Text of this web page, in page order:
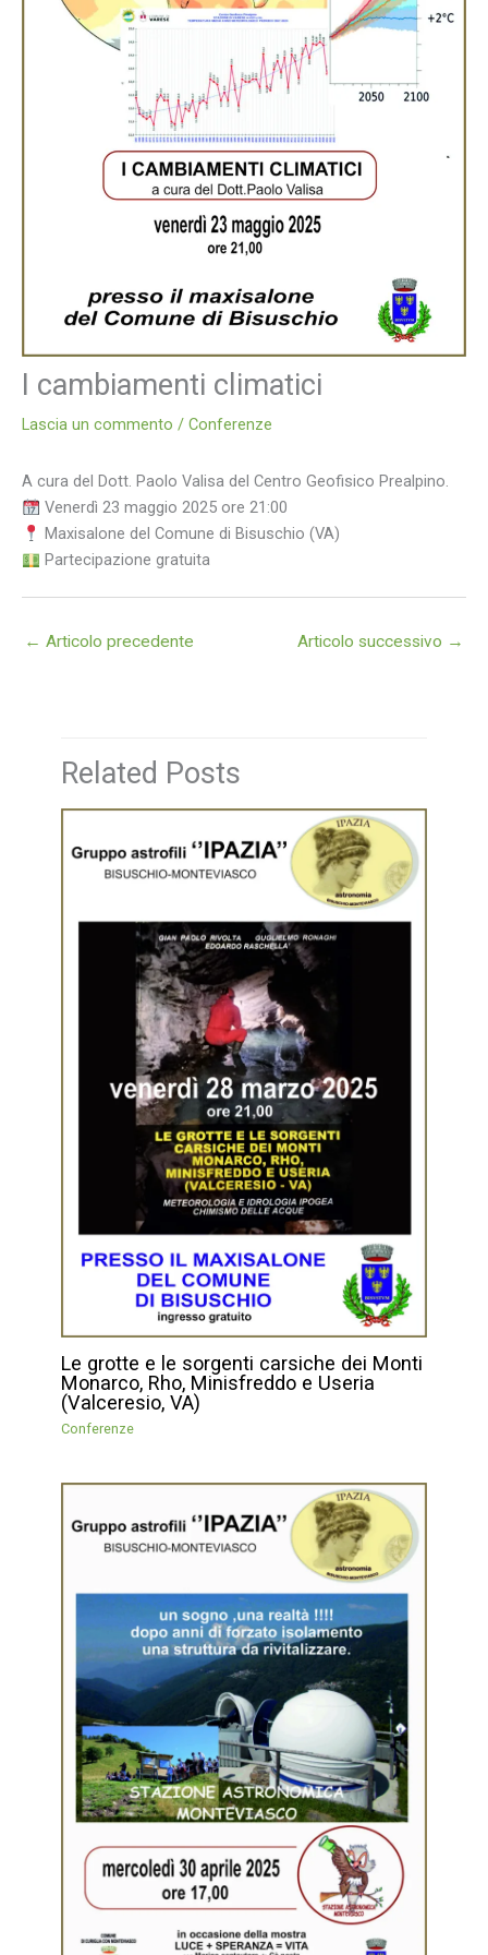
I cambiamenti climatici
Lascia un commento / Conferenze
A cura del Dott. Paolo Valisa del Centro Geofisico Prealpino.
Venerdì 23 maggio 2025 ore 21:00
Maxisalone del Comune di Bisuschio (VA)
Partecipazione gratuita
← Articolo precedente Articolo successivo →
Related Posts
Le grotte e le sorgenti carsiche dei Monti
Monarco, Rho, Minisfreddo e Useria
(Valceresio, VA)
Conferenze